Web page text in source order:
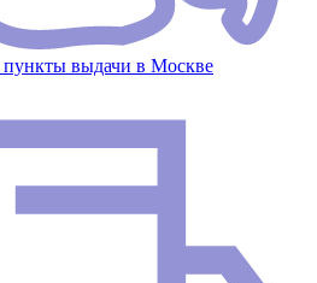
пункты выдачи в Москве